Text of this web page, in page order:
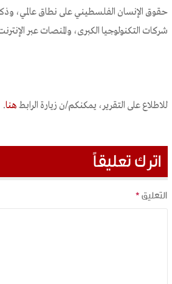
حقوق الإنسان الفلسطيني على نطاق عالمي،
شركات التكنولوجيا الكبرى، والمنصات عبر
للاطلاع على التقرير، يمكنكم/ن زيارة الرابط هنا.
اترك تعليقاً
التعليق*